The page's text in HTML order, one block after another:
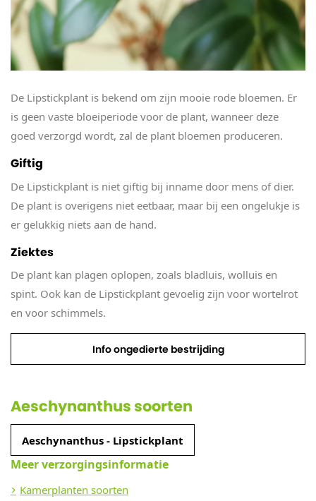
De Lipstickplant is bekend om zijn mooie rode bloemen. Er
is geen vaste bloeiperiode voor de plant, wanneer deze
goed verzorgd wordt, zal de plant bloemen produceren.
Giftig
De Lipstickplant is niet giftig bij inname door mens of dier.
De plant is overigens niet eetbaar, maar bij een ongelukje is
er gelukkig niets aan de hand.
Ziektes
De plant kan plagen oplopen, zoals bladluis, wolluis en
spint. Ook kan de Lipstickplant gevoelig zijn voor wortelrot
en voor schimmels.
Info ongedierte bestrijding
Aeschynanthus soorten
Aeschynanthus - Lipstickplant
Meer verzorgingsinformatie
Kamerplanten soorten